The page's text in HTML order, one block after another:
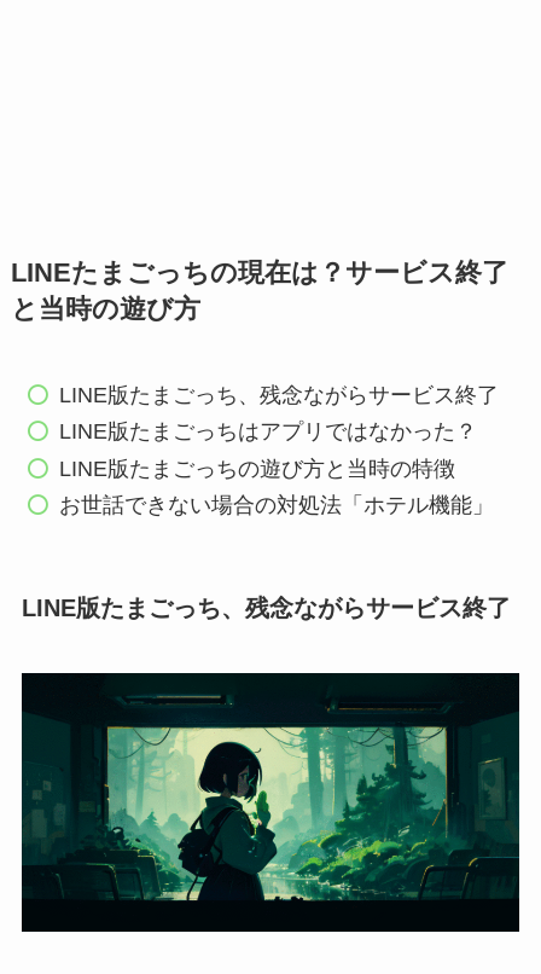
LINEたまごっちの現在は？サービス終了
と当時の遊び方
LINE版たまごっち、残念ながらサービス終了
LINE版たまごっちはアプリではなかった？
LINE版たまごっちの遊び方と当時の特徴
お世話できない場合の対処法「ホテル機能」
LINE版たまごっち、残念ながらサービス終了